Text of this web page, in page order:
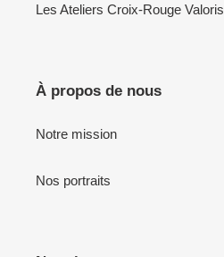
Les Ateliers Croix-Rouge Valoris
À propos de nous
Notre mission
Nos portraits